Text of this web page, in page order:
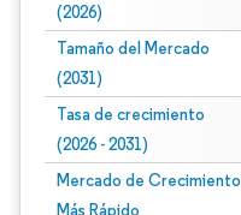
(2026)
Tamaño del Mercado
(2031)
Tasa de crecimiento
(2026 - 2031)
Mercado de Crecimiento
Más Rápido